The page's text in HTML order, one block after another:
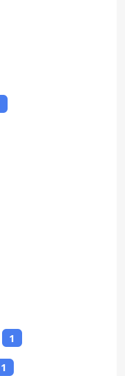
1
1